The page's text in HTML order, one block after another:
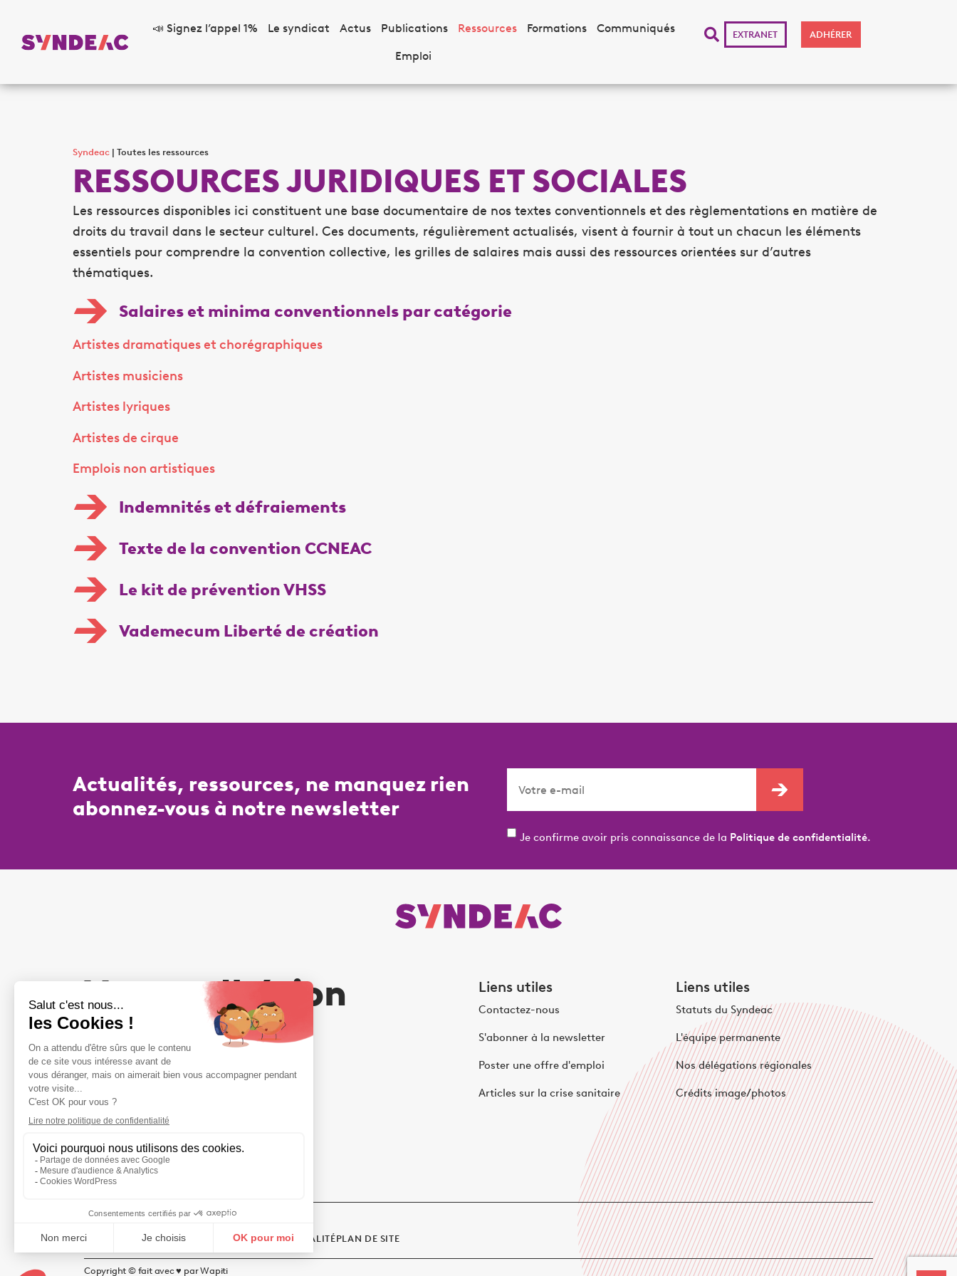
📣 Signez l’appel 1% Le syndicat Actus Publications Ressources Formations Communiqués
Emploi
EXTRANET ADHÉRER
Syndeac | Toutes les ressources
RESSOURCES JURIDIQUES ET SOCIALES
Les ressources disponibles ici constituent une base documentaire de nos textes conventionnels et des règlementations en matière de
droits du travail dans le secteur culturel. Ces documents, régulièrement actualisés, visent à fournir à tout un chacun les éléments
essentiels pour comprendre la convention collective, les grilles de salaires mais aussi des ressources orientées sur d’autres
thématiques.
Salaires et minima conventionnels par catégorie
Artistes dramatiques et chorégraphiques
Artistes musiciens
Artistes lyriques
Artistes de cirque
Emplois non artistiques
Indemnités et défraiements
Texte de la convention CCNEAC
Le kit de prévention VHSS
Vademecum Liberté de création
Actualités, ressources, ne manquez rien
abonnez-vous à notre newsletter
Je confirme avoir pris connaissance de la Politique de confidentialité.
Votre adhésion
compte
NOUS REJOINDRE
Liens utiles
Contactez-nous
S'abonner à la newsletter
Poster une offre d'emploi
Articles sur la crise sanitaire
Liens utiles
Statuts du Syndeac
L'équipe permanente
Nos délégations régionales
Crédits image/photos
20 rue Saint-Nicolas · 75012 PARIS
MENTIONS LÉGALESPOLITIQUE DE CONFIDENTIALITÉPLAN DE SITE
Copyright © fait avec ♥️ par Wapiti